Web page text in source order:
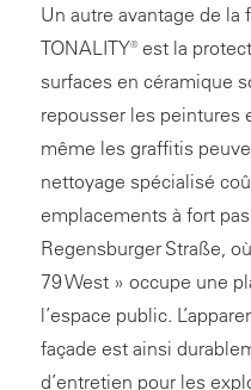
Un autre avantage de la
TONALITY® est la
surfaces en céramique
repousser les peintures
même les graffitis
nettoyage spécialisé
emplacements à fort
Regensburger Straße,
79 West » occupe une
l’espace public.
façade est ainsi
d’entretien pour les